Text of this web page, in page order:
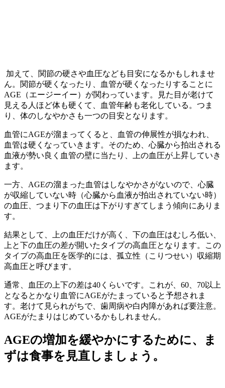
加えて、関節の硬さや血圧なども目安になるかもしれませ
ん。関節が硬くなったり、血管が硬くなったりすることに
AGE（エージーイー）が関わっています。見た目が老けて
見える人ほど体も硬くて、血管年齢も老化している。つま
り、体のしなやかさも一つの目安となります。
血管にAGEが溜まってくると、血管の伸展性が損なわれ、
血管は硬くなっていきます。そのため、心臓から拍出される
血液が勢い良く血管の壁に当たり、上の血圧が上昇していき
ます。
一方、AGEの溜まった血管はしなやかさがないので、心臓
が収縮していない時（心臓から血液が拍出されていない時）
の血圧、つまり下の血圧は下がりすぎてしまう傾向にありま
す。
結果として、上の血圧だけが高く、下の血圧はむしろ低い、
上と下の血圧の差が開いたタイプの高血圧となります。この
タイプの高血圧を医学的には、孤立性（こりつせい）収縮期
高血圧と呼びます。
通常、血圧の上下の差は40くらいです。これが、60、70以上
となるとかなり血管にAGEがたまっていると予想されま
す。老けて見られがちで、歯周病や白内障があれば要注意。
AGEがたまりはじめているかもしれません。
AGEの増加を緩やかにするために、ま
ずは食事を見直しましょう。